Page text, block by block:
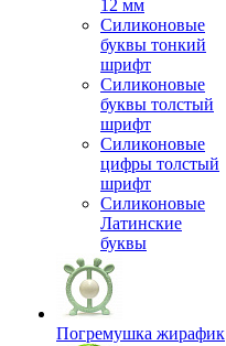
12 мм
Силиконовые
буквы тонкий
шрифт
Силиконовые
буквы толстый
шрифт
Силиконовые
цифры толстый
шрифт
Силиконовые
Латинские
буквы
Погремушка жирафик